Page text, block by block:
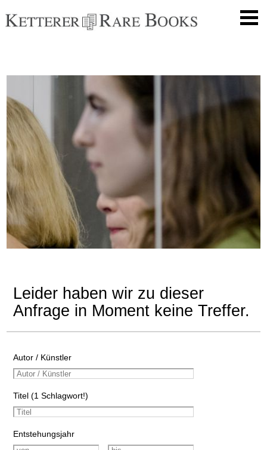
Leider haben wir zu dieser
Anfrage in Moment keine Treffer.
Autor / Künstler
Titel (1 Schlagwort!)
Entstehungsjahr